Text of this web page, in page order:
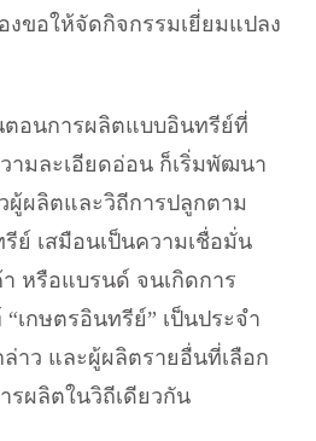
งขอให้จัดกิจกรรมเยี่ยมแปลง
ตอนการผลิตแบบอินทรีย์ที่
ามละเอียดอ่อน ก็เริ่มพัฒนา
ผู้ผลิตและวิถีการปลูกตาม
ย์ เสมือนเป็นความเชื่อมั่น
หรือแบรนด์ จนเกิดการ
กษตรอินทรีย์” เป็นประจำ
าว และผู้ผลิตรายอื่นที่เลือก
ผลิตในวิถีเดียวกัน